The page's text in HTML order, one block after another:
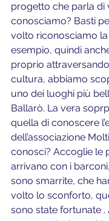
progetto che parla di
conosciamo? Basti
volto riconosciamo la
esempio, quindi
proprio
cultura, abbiamo
uno dei luoghi più
Ballarò. La vera
quella di conoscere
dell’associazione
conosci? Accoglie le
arrivano con i
sono smarrite, che
volto lo sconforto,
sono state fortunate .